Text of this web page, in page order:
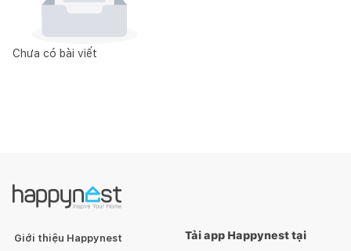
Chưa có bài viết
Giới thiệu Happynest
Tải app Happynest tại